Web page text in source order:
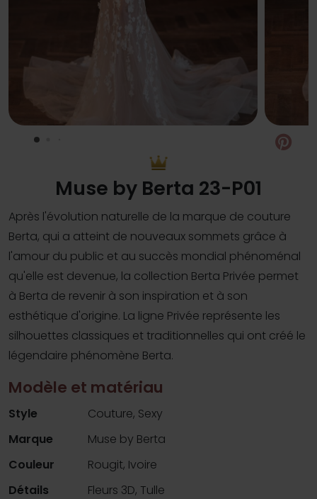
Muse by Berta 23-P01
Après l'évolution naturelle de la marque de couture
Berta, qui a atteint de nouveaux sommets grâce à
l'amour du public et au succès mondial phénoménal
qu'elle est devenue, la collection Berta Privée permet
à Berta de revenir à son inspiration et à son
esthétique d'origine. La ligne Privée représente les
silhouettes classiques et traditionnelles qui ont créé le
légendaire phénomène Berta.
Modèle et matériau
Style
Couture, Sexy
Marque
Muse by Berta
Couleur
Rougit, Ivoire
Détails
Fleurs 3D, Tulle